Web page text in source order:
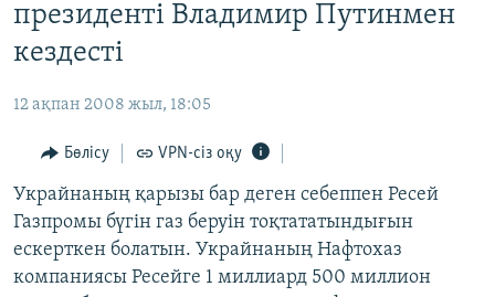
to
main
Skip
Search
ҚАҢТАР ОҚИҒАСЫ
ӘЛЕУМЕТ
ӘЛЕМ
АРНАЙЫ ЖОБАЛАР
Русский
президенті Владимир Путинмен
кездесті
12 ақпан 2008 жыл, 18:05
Бөлісу VPN-сіз оқу
Украйнаның қарызы бар деген себеппен Ресей
Газпромы бүгін газ беруін тоқтататындығын
ескерткен болатын. Украйнаның Нафтохаз
компаниясы Ресейге 1 миллиард 500 миллион